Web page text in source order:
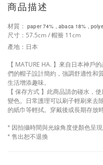
商品描述
材質： paper 74% , abaca 18% ,
尺寸： 57.5cm / 帽簷 11cm
產地：日本
【 MATURE HA. 】來自日本神戶
們的帽子設計簡約，強調舒適性和
生活增添趣味。
【 保存方式 】此商品請勿碰水，
變色。日常護理可以刷子輕刷來去
的紙巾等輕拭。穿戴後或長期存放
* 因拍攝時間與光線角度使顏色呈
* 售出恕不退換